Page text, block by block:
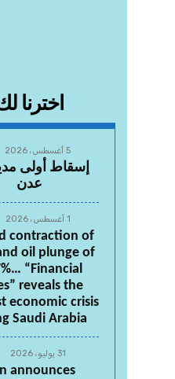
اخترنا
5 أغسطس، 2026
إسقاط أولى
عدن
1 أغسطس، 2026
contraction of
oil plunge of
“Financial
reveals the
economic crisis
Saudi Arabia
31 يوليو، 2026
announces